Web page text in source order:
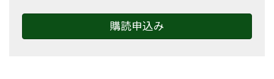
購読申込み